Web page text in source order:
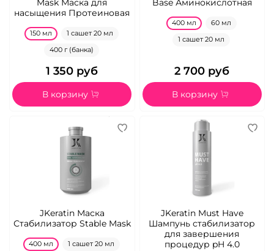
Mask Маска для
насыщения Протеиновая
150 мл 1 сашет 20 мл
400 г (банка)
1 350 руб
В корзину
Base Аминокислотная
400 мл 60 мл
1 сашет 20 мл
2 700 руб
В корзину
JKeratin Маска
Стабилизатор Stable Mask
400 мл 1 сашет 20 мл
JKeratin Must Have
Шампунь стабилизатор
для завершения
процедур pH 4.0